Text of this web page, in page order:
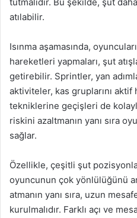
atılabilir.
Isınma aşamasında,
hareketleri yapmaları, şut
getirebilir. Sprintler, yan
aktiviteler, kas gruplarını
tekniklerine geçişleri de
riskini azaltmanın yanı sıra
sağlar.
Özellikle, çeşitli şut
oyuncunun çok yönlülüğünü
atmanın yanı sıra, uzun
kurulmalıdır. Farklı açı ve